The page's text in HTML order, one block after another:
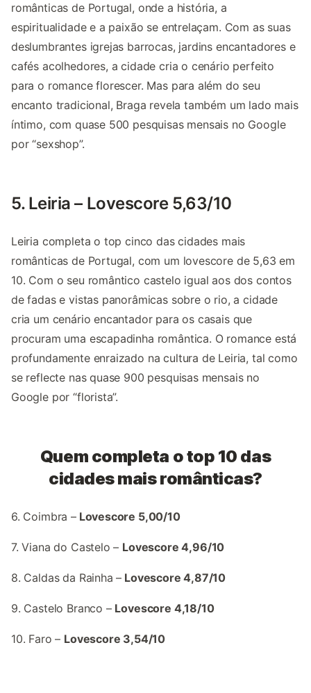
românticas de Portugal, onde a história, a
espiritualidade e a paixão se entrelaçam. Com as suas
deslumbrantes igrejas barrocas, jardins encantadores e
cafés acolhedores, a cidade cria o cenário perfeito
para o romance florescer. Mas para além do seu
encanto tradicional, Braga revela também um lado mais
íntimo, com quase 500 pesquisas mensais no Google
por “sexshop”.
5. Leiria – Lovescore 5,63/10
Leiria completa o top cinco das cidades mais
românticas de Portugal, com um lovescore de 5,63 em
10. Com o seu romântico castelo igual aos dos contos
de fadas e vistas panorâmicas sobre o rio, a cidade
cria um cenário encantador para os casais que
procuram uma escapadinha romântica. O romance está
profundamente enraizado na cultura de Leiria, tal como
se reflecte nas quase 900 pesquisas mensais no
Google por “florista”.
Quem completa o top 10 das
cidades mais românticas?
6. Coimbra –Lovescore 5,00/10
7. Viana do Castelo – Lovescore 4,96/10
8. Caldas da Rainha – Lovescore 4,87/10
9. Castelo Branco – Lovescore 4,18/10
10. Faro – Lovescore 3,54/10